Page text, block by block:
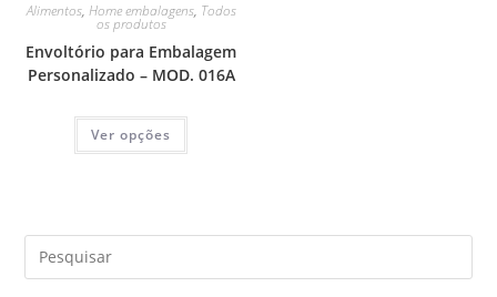
Alimentos, Home embalagens, Todos
os produtos
Envoltório para Embalagem
Personalizado – MOD. 016A
Ver opções